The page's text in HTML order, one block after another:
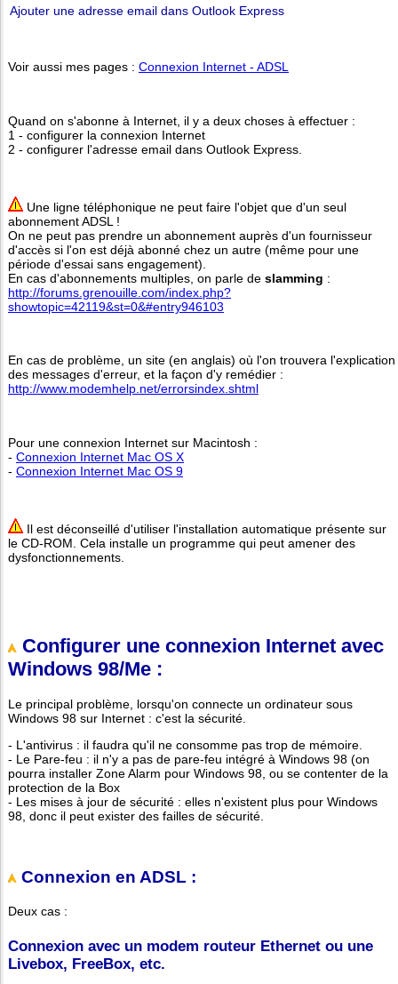
Ajouter une adresse email dans Outlook Express
Voir aussi mes pages : Connexion Internet - ADSL
Quand on s'abonne à Internet, il y a deux choses à effectuer :
1 - configurer la connexion Internet
2 - configurer l'adresse email dans Outlook Express.
Une ligne téléphonique ne peut faire l'objet que d'un seul
abonnement ADSL !
On ne peut pas prendre un abonnement auprès d'un fournisseur
d'accès si l'on est déjà abonné chez un autre (même pour une
période d'essai sans engagement).
En cas d'abonnements multiples, on parle de slamming :
http://forums.grenouille.com/index.php?
showtopic=42119&st=0&#entry946103
En cas de problème, un site (en anglais) où l'on trouvera l'explication
des messages d'erreur, et la façon d'y remédier :
http://www.modemhelp.net/errorsindex.shtml
Pour une connexion Internet sur Macintosh :
- Connexion Internet Mac OS X
- Connexion Internet Mac OS 9
Il est déconseillé d'utiliser l'installation automatique présente sur
le CD-ROM. Cela installe un programme qui peut amener des
dysfonctionnements.
Configurer une connexion Internet avec
Windows 98/Me :
Le principal problème, lorsqu'on connecte un ordinateur sous
Windows 98 sur Internet : c'est la sécurité.
- L'antivirus : il faudra qu'il ne consomme pas trop de mémoire.
- Le Pare-feu : il n'y a pas de pare-feu intégré à Windows 98 (on
pourra installer Zone Alarm pour Windows 98, ou se contenter de la
protection de la Box
- Les mises à jour de sécurité : elles n'existent plus pour Windows
98, donc il peut exister des failles de sécurité.
Connexion en ADSL :
Deux cas :
Connexion avec un modem routeur Ethernet ou une
Livebox, FreeBox, etc.